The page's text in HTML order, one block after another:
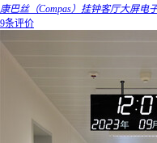
康巴丝（Compas）挂钟客厅大屏电
9条评价